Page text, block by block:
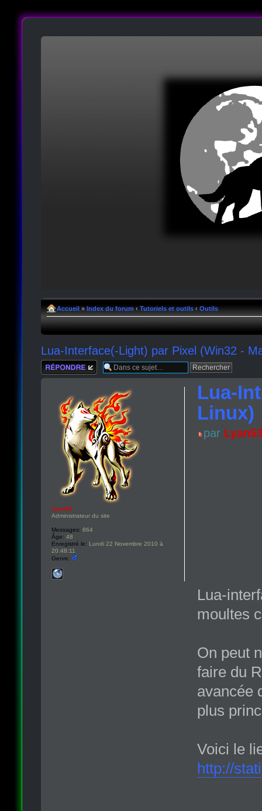
Accueil » Index du forum ‹ Tutoriels et outils ‹ Outils
Lua-Interface(-Light) par Pixel (Win32 -
Répondre
Lua-
Linux)
par
Lua-
moultes
On peut
faire du
avancée
plus
Voici le
http://
Lyan53
Administrateur du site
Messages: 864
Âge: 48
Enregistré le: Lundi 22 Novembre 2010 à
20:48:11
Genre: